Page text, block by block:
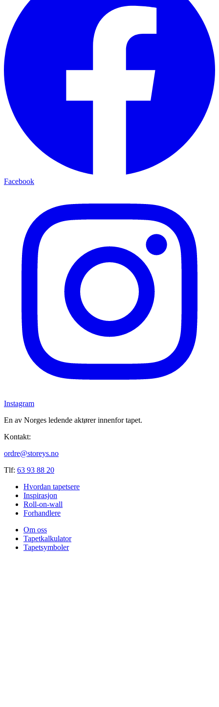
Facebook
Instagram
En av Norges ledende aktører innenfor tapet.
Kontakt:
ordre@storeys.no
Tlf: 63 93 88 20
Hvordan tapetsere
Inspirasjon
Roll-on-wall
Forhandlere
Om oss
Tapetkalkulator
Tapetsymboler